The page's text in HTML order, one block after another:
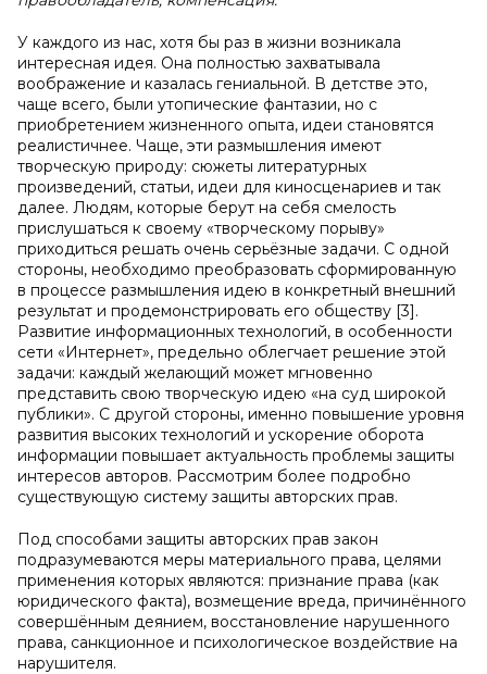
У каждого из нас, хотя бы раз в жизни возникала
интересная идея. Она полностью захватывала
воображение и казалась гениальной. В детстве это,
чаще всего, были утопические фантазии, но с
приобретением жизненного опыта, идеи становятся
реалистичнее. Чаще, эти размышления имеют
творческую природу: сюжеты литературных
произведений, статьи, идеи для киносценариев и так
далее. Людям, которые берут на себя смелость
прислушаться к своему «творческому порыву»
приходиться решать очень серьёзные задачи. С одной
стороны, необходимо преобразовать сформированную
в процессе размышления идею в конкретный внешний
результат и продемонстрировать его обществу [3].
Развитие информационных технологий, в особенности
сети «Интернет», предельно облегчает решение этой
задачи: каждый желающий может мгновенно
представить свою творческую идею «на суд широкой
публики». С другой стороны, именно повышение уровня
развития высоких технологий и ускорение оборота
информации повышает актуальность проблемы защиты
интересов авторов. Рассмотрим более подробно
существующую систему защиты авторских прав.
Под способами защиты авторских прав закон
подразумеваются меры материального права, целями
применения которых являются: признание права (как
юридического факта), возмещение вреда, причинённого
совершённым деянием, восстановление нарушенного
права, санкционное и психологическое воздействие на
нарушителя.